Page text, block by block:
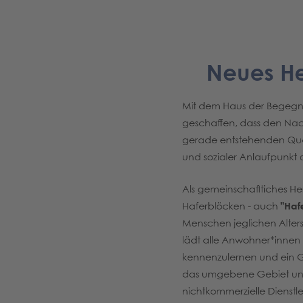
Neues
Mit dem Haus der
geschaffen, dass den
gerade entstehenden
und sozialer Anlaufpunkt
Als gemeinschafltiches
Haferblöcken - auch
Menschen jeglichen
lädt alle
kennenzulernen und ein
das umgebene Gebiet
nichtkommerzielle